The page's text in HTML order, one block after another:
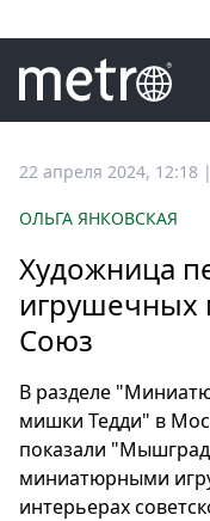
Все
Россия
Мир
Туризм
Мода
Театр
Кино
22 апреля 2024, 12:18 |
ОЛЬГА ЯНКОВСКАЯ
Художница
игрушечных
Союз
В разделе
мишки Тедди" в
показали
миниатюрными
интерьерах